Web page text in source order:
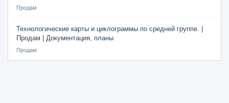
Продам
Технологические карты и циклограммы по средней группе. |
Продам | Документация, планы
Продам